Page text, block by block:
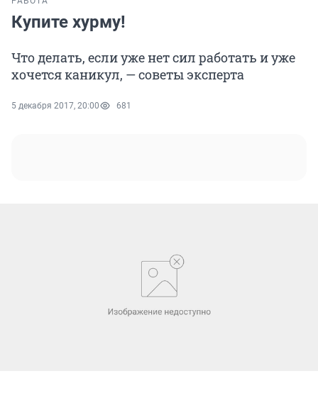
Купите хурму!
Что делать, если уже нет сил работать и уже
хочется каникул, — советы эксперта
5 декабря 2017, 20:00 681